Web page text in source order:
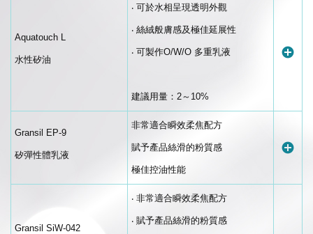
Aquatouch L
水性矽油
‧ 可於水相呈現透明外觀
‧ 絲絨般膚感及極佳延展性
‧ 可製作O/W/O 多重乳液
建議用量：2～10%
Gransil EP-9
矽彈性體乳液
非常適合瞬效柔焦配方
賦予產品絲滑的粉質感
極佳控油性能
Gransil SiW-042
‧ 非常適合瞬效柔焦配方
‧ 賦予產品絲滑的粉質感